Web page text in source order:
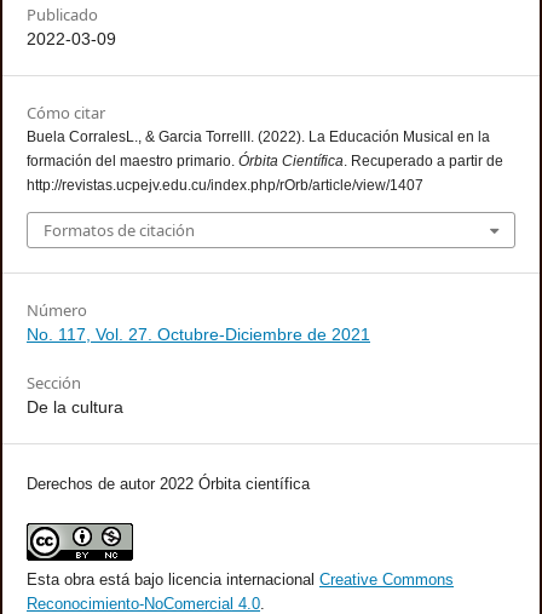
Publicado
2022-03-09
Cómo citar
Buela CorralesL., & Garcia TorrellI. (2022). La Educación Musical en la
formación del maestro primario. Órbita Científica. Recuperado a partir de
http://revistas.ucpejv.edu.cu/index.php/rOrb/article/view/1407
Formatos de citación
Número
No. 117, Vol. 27. Octubre-Diciembre de 2021
Sección
De la cultura
Derechos de autor 2022 Órbita científica
Esta obra está bajo licencia internacional Creative Commons
Reconocimiento-NoComercial 4.0